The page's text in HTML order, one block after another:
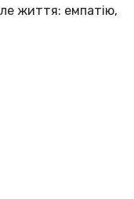
життя: емпатію,